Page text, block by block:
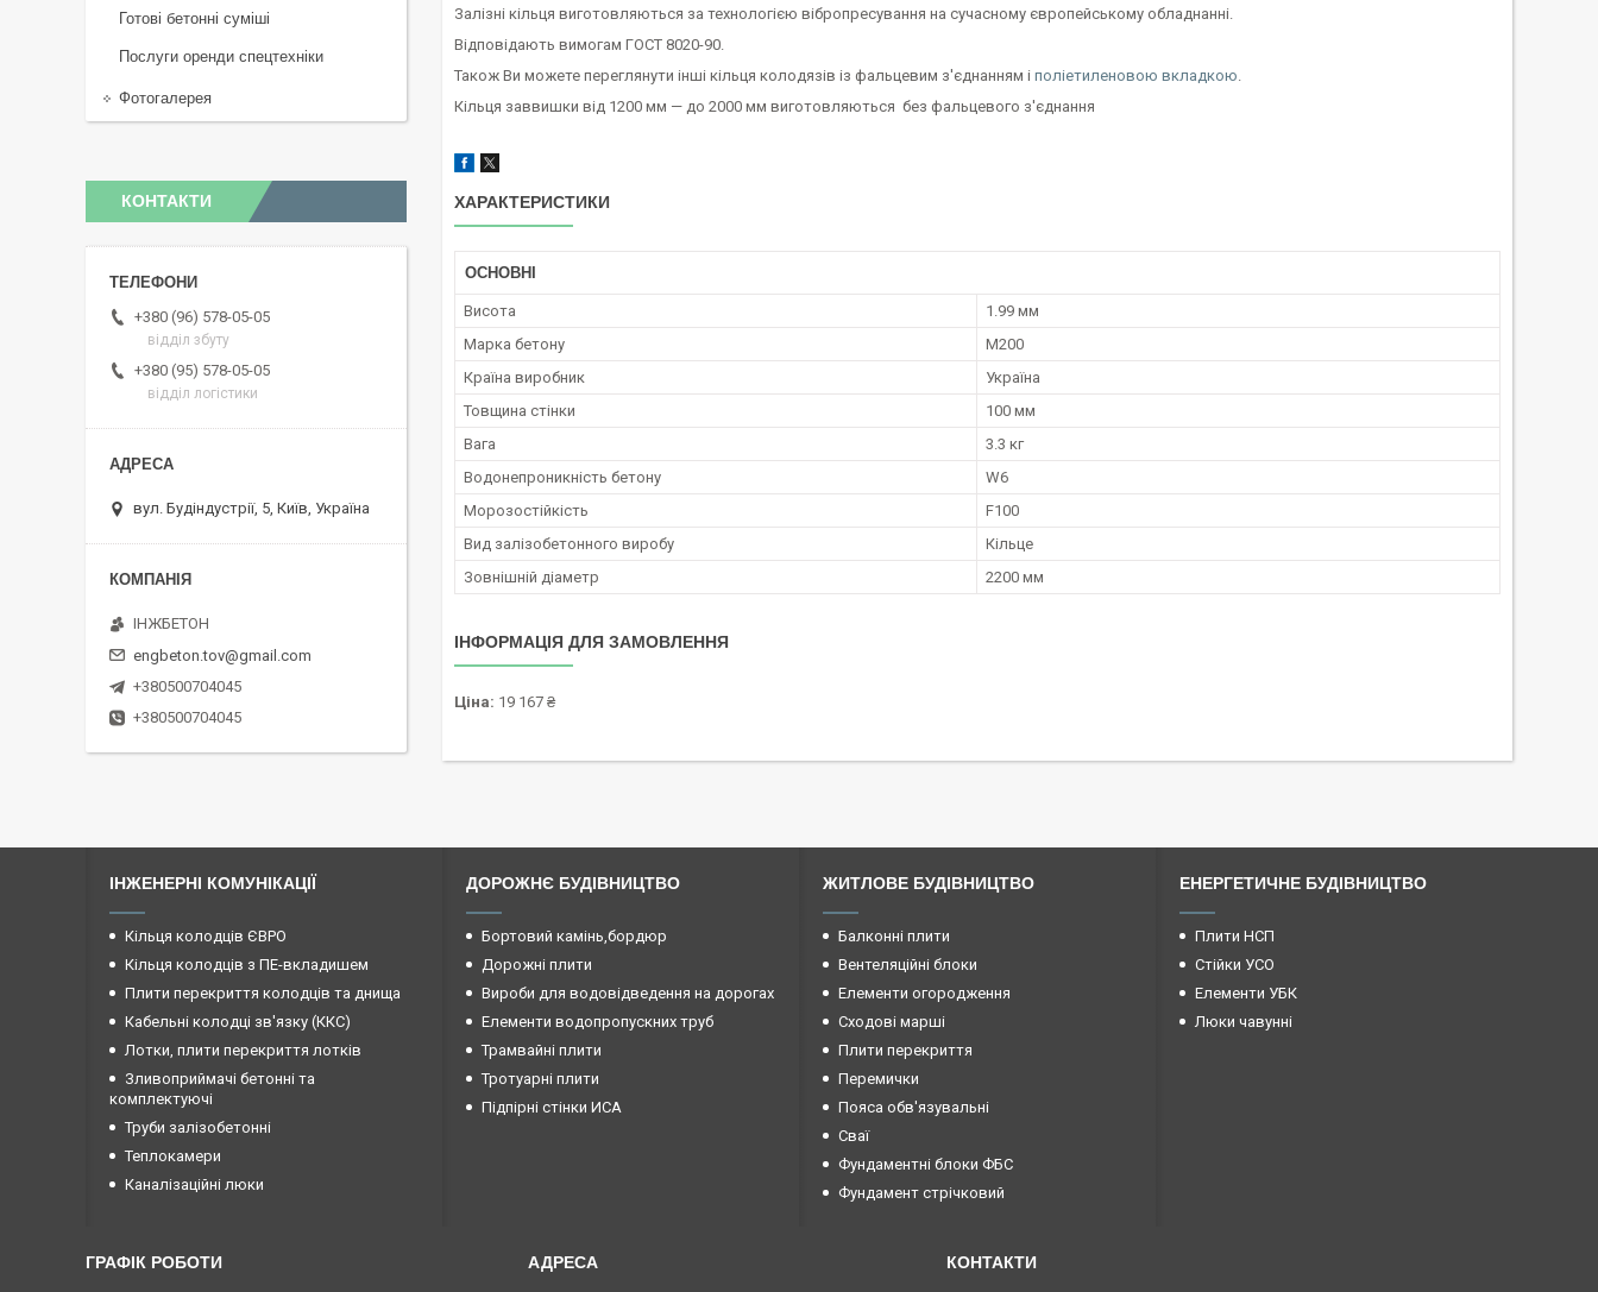
Залізні кільця виготовляються за технологією вібропресування на сучасному європейському обладнанні.
Відповідають вимогам ГОСТ 8020-90.
Також Ви можете переглянути інші кільця колодязів із фальцевим з'єднанням і поліетиленовою вкладкою.
Кільця заввишки від 1200 мм — до 2000 мм виготовляються без фальцевого з'єднання
ХАРАКТЕРИСТИКИ
ОСНОВНІ
Висота
1.99 мм
Марка бетону
М200
Країна виробник
Україна
Товщина стінки
100 мм
Вага
3.3 кг
Водонепроникність бетону
W6
Морозостійкість
F100
Вид залізобетонного виробу
Кільце
Зовнішній діаметр
2200 мм
ІНФОРМАЦІЯ ДЛЯ ЗАМОВЛЕННЯ
Ціна: 19 167 ₴
Готові бетонні суміші
Послуги оренди спецтехніки
Фотогалерея
КОНТАКТИ
+380 (96) 578-05-05
відділ збуту
+380 (95) 578-05-05
відділ логістики
вул. Будіндустрії, 5, Київ, Україна
ІНЖБЕТОН
engbeton.tov@gmail.com
+380500704045
+380500704045
ІНЖЕНЕРНІ КОМУНІКАЦІЇ
Кільця колодців ЄВРО
Кільця колодців з ПЕ-вкладишем
Плити перекриття колодців та днища
Кабельні колодці зв'язку (ККС)
Лотки, плити перекриття лотків
Зливоприймачі бетонні та
комплектуючі
Труби залізобетонні
Теплокамери
Каналізаційні люки
ДОРОЖНЄ БУДІВНИЦТВО
Бортовий камінь,бордюр
Дорожні плити
Вироби для водовідведення на дорогах
Елементи водопропускних труб
Трамвайні плити
Тротуарні плити
Підпірні стінки ИСА
ЖИТЛОВЕ БУДІВНИЦТВО
Балконні плити
Вентеляційні блоки
Елементи огородження
Сходові марші
Плити перекриття
Перемички
Пояса обв'язувальні
Сваї
Фундаментні блоки ФБС
Фундамент стрічковий
ЕНЕРГЕТИЧНЕ БУДІВНИЦТВО
Плити НСП
Стійки УСО
Елементи УБК
Люки чавунні
ГРАФІК РОБОТИ